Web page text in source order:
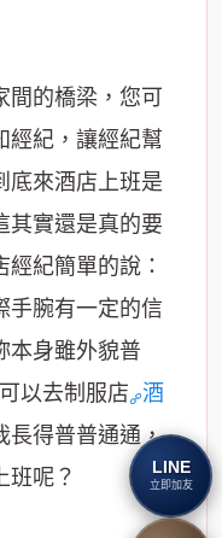
的橋梁，您可
經紀，讓經紀幫
底來酒店上班是
其實還是真的要
紀簡單的說：
手腕有一定的信
本身雖外貌普
以去制服店 酒
長得普普通通，
班呢？
LINE
立即加友